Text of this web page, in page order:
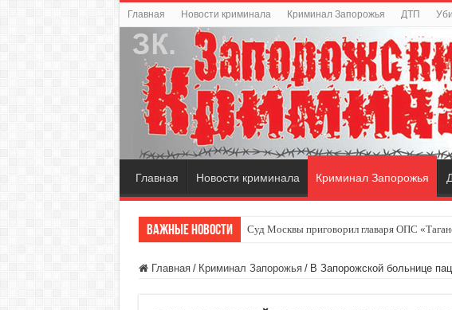
Главная Новости криминала Криминал Запорожья ДТП
Главная Новости криминала Криминал Запорожья
Важные новости Суд Москвы приговорил главаря ОПС
Главная / Криминал Запорожья / В Запорожской больнице